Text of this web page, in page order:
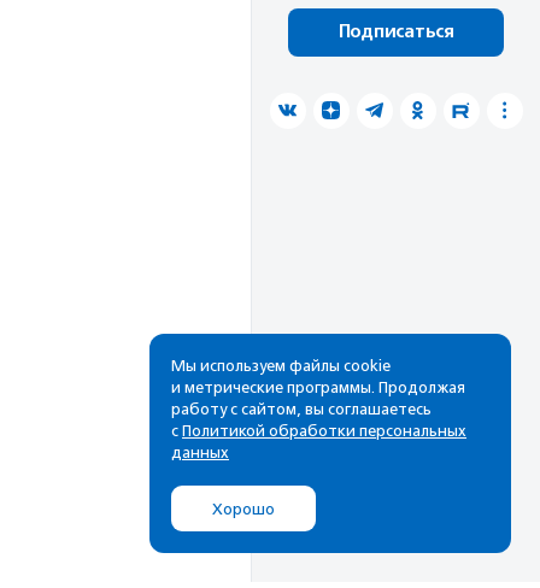
Подписаться
Мы используем файлы cookie
и метрические программы. Продолжая
работу с сайтом, вы соглашаетесь
с Политикой обработки персональных
данных
Хорошо